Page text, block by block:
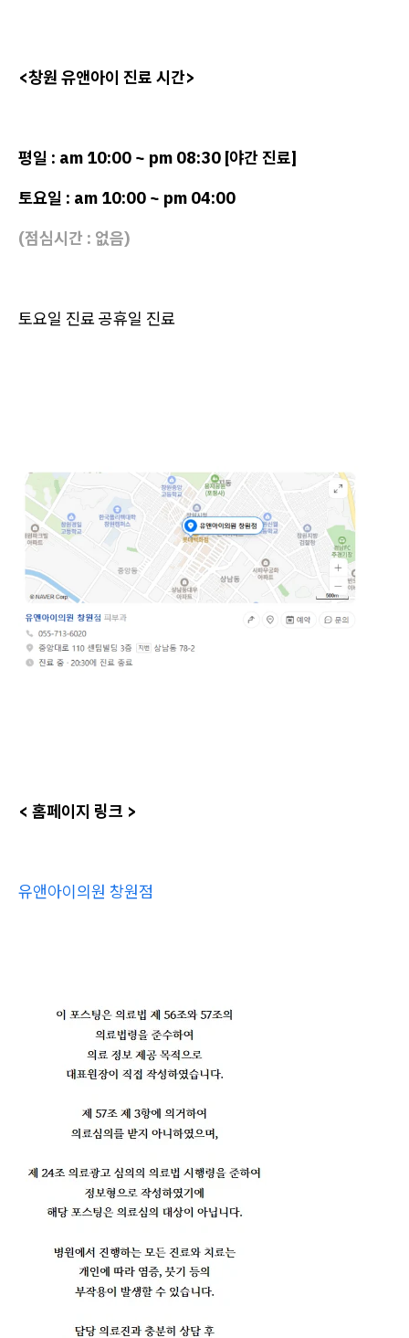
<창원 유앤아이 진료 시간>
평일 : am 10:00 ~ pm 08:30 [야간 진료]
토요일 : am 10:00 ~ pm 04:00
(점심시간 : 없음)
토요일 진료 공휴일 진료
< 홈페이지 링크 >
유앤아이의원 창원점